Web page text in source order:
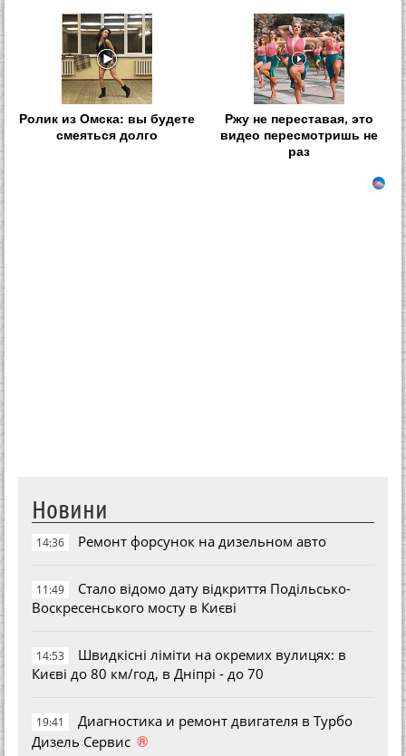
Ролик из Омска: вы будете
смеяться долго
Ржу не переставая, это
видео пересмотришь не
раз
Новини
14:36 Ремонт форсунок на дизельном авто
11:49
Стало відомо дату відкриття Подільсько-
Воскресенського мосту в Києві
14:53
Швидкісні ліміти на окремих вулицях: в
Києві до 80 км/год, в Дніпрі - до 70
19:41
Диагностика и ремонт двигателя в Турбо
Дизель Сервис ®